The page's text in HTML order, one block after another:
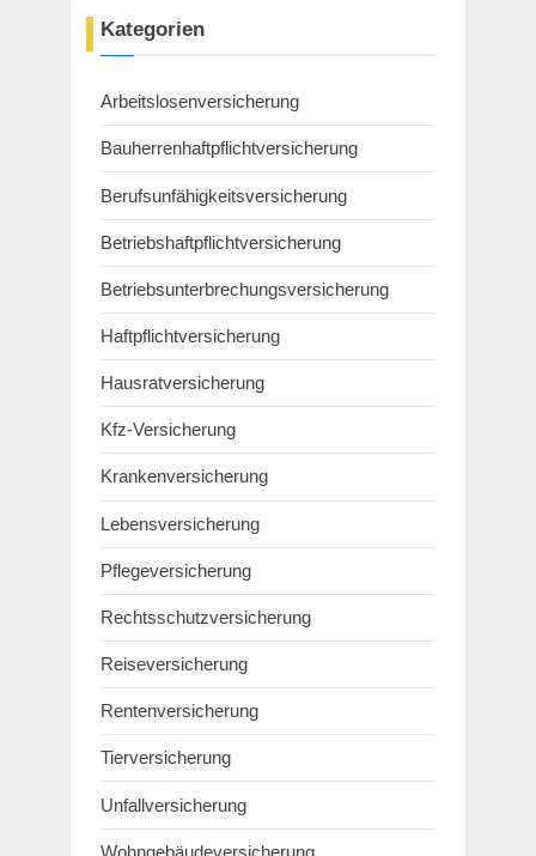
Kategorien
Arbeitslosenversicherung
Bauherrenhaftpflichtversicherung
Berufsunfähigkeitsversicherung
Betriebshaftpflichtversicherung
Betriebsunterbrechungsversicherung
Haftpflichtversicherung
Hausratversicherung
Kfz-Versicherung
Krankenversicherung
Lebensversicherung
Pflegeversicherung
Rechtsschutzversicherung
Reiseversicherung
Rentenversicherung
Tierversicherung
Unfallversicherung
Wohngebäudeversicherung